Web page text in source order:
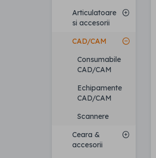
Articulatoare
si accesorii
CAD/CAM
Consumabile
CAD/CAM
Echipamente
CAD/CAM
Scannere
Ceara &
accesorii